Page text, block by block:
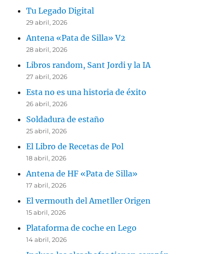
Tu Legado Digital
29 abril, 2026
Antena «Pata de Silla» V2
28 abril, 2026
Libros random, Sant Jordi y la IA
27 abril, 2026
Esta no es una historia de éxito
26 abril, 2026
Soldadura de estaño
25 abril, 2026
El Libro de Recetas de Pol
18 abril, 2026
Antena de HF «Pata de Silla»
17 abril, 2026
El vermouth del Ametller Origen
15 abril, 2026
Plataforma de coche en Lego
14 abril, 2026